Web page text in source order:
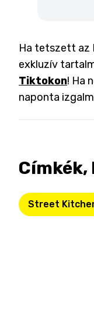
Ha tetszett az
exkluzív
Tiktokon! Ha
naponta
Street